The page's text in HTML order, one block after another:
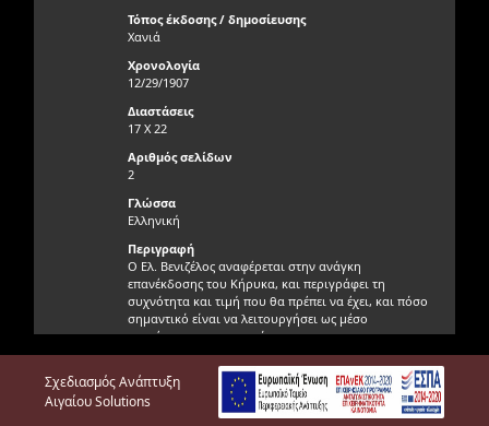
Τόπος έκδοσης / δημοσίευσης
Χανιά
Χρονολογία
12/29/1907
Διαστάσεις
17 X 22
Αριθμός σελίδων
2
Γλώσσα
Ελληνική
Περιγραφή
Ο Ελ. Βενιζέλος αναφέρεται στην ανάγκη
επανέκδοσης του Κήρυκα, και περιγράφει τη
συχνότητα και τιμή που θα πρέπει να έχει, και πόσο
σημαντικό είναι να λειτουργήσει ως μέσο
ενημέρωσης του κοινού.
Γνησιότητα τεκμηρίου
Γνήσιο
Φυσική κατάσταση τεκμηρίου
Σχεδιασμός Ανάπτυξη
Αιγαίου Solutions